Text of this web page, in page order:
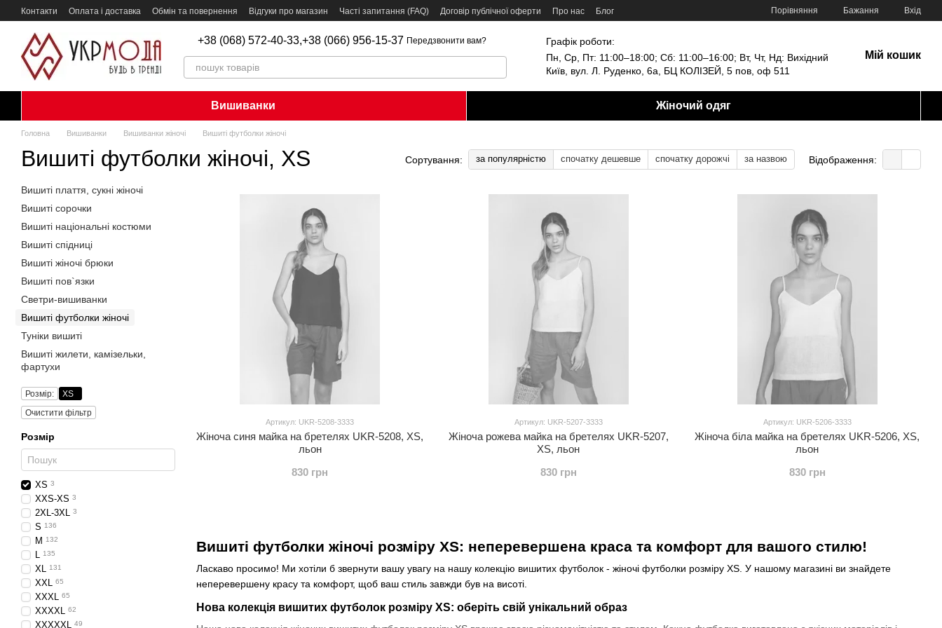
Перейти до основного контенту
Контакти Оплата і доставка Обмін та повернення Відгуки про магазин Часті запитання (FAQ) Договір публічної оферти Про нас Блог Порівняння Бажання Вхід
+38 (068) 572-40-33,+38 (066) 956-15-37 Передзвонити вам?
Графік роботи:
Пн, Ср, Пт: 11:00–18:00; Сб: 11:00–16:00; Вт, Чт, Нд: Вихідний
Київ, вул. Л. Руденко, 6а, БЦ КОЛІЗЕЙ, 5 пов, оф 511
Мій кошик
Вишиванки Жіночий одяг
Головна Вишиванки Вишиванки жіночі Вишиті футболки жіночі
Вишиті футболки жіночі, XS Сортування: за популярністю спочатку дешевше спочатку дорожчі за назвою Відображення:
Вишиті футболки жіночі розміру XS: неперевершена краса та комфорт для вашого стилю!
Ласкаво просимо! Ми хотіли б звернути вашу увагу на нашу колекцію вишитих футболок - жіночі футболки розміру XS. У нашому магазині ви знайдете
неперевершену красу та комфорт, щоб ваш стиль завжди був на висоті.
Нова колекція вишитих футболок розміру XS: оберіть свій унікальний образ
Артикул: UKR-5208-3333
Жіноча синя майка на бретелях UKR-5208, XS,
льон
830 грн
Артикул: UKR-5207-3333
Жіноча рожева майка на бретелях UKR-5207,
XS, льон
830 грн
Артикул: UKR-5206-3333
Жіноча біла майка на бретелях UKR-5206, XS,
льон
830 грн
Вишиті плаття, сукні жіночі
Вишиті сорочки
Вишиті національні костюми
Вишиті спідниці
Вишиті жіночі брюки
Вишиті пов`язки
Светри-вишиванки
Вишиті футболки жіночі
Туніки вишиті
Вишиті жилети, камізельки,
фартухи
Розмір:
XS
Очистити фільтр
Розмір
XS 3
XXS-XS 3
2XL-3XL 3
S 136
M 132
L 135
XL 131
XXL 65
XXXL 65
XXXXL 62
XXXXXL 49